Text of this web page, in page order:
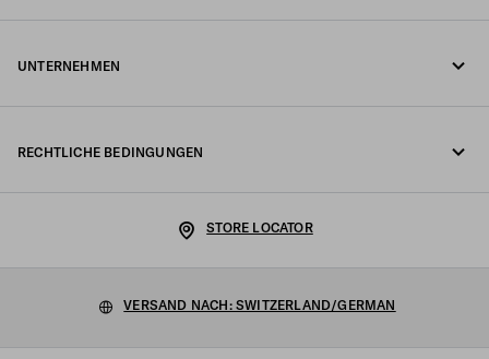
UNTERNEHMEN
Arbeiten Sie mit uns
RECHTLICHE BEDINGUNGEN
Cookie-Richtlinie
Cookie-Einstellungen
STORE LOCATOR
VERSAND NACH: SWITZERLAND/GERMAN